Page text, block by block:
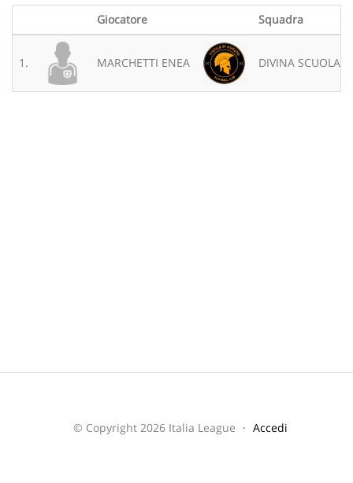
Giocatore Squadra
1. MARCHETTI ENEA DIVINA SCUOLA
© Copyright 2026 Italia League Accedi